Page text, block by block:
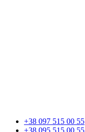
+38 097 515 00 55
+38 095 515 00 55